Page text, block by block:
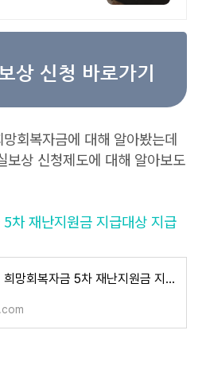
상 신청 바로가기
회복자금에 대해 알아봤는데
보상 신청제도에 대해 알아보도
차 재난지원금 지급대상 지급
소상공인 희망회복자금 5차 재난지원금 지급대상 지급시기